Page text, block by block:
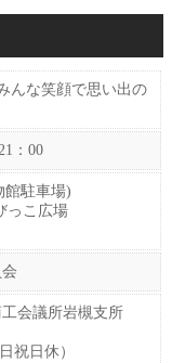
んな笑顔で思い出の
：00
館駐車場)
っこ広場
会議所岩槻支所
祝日休）